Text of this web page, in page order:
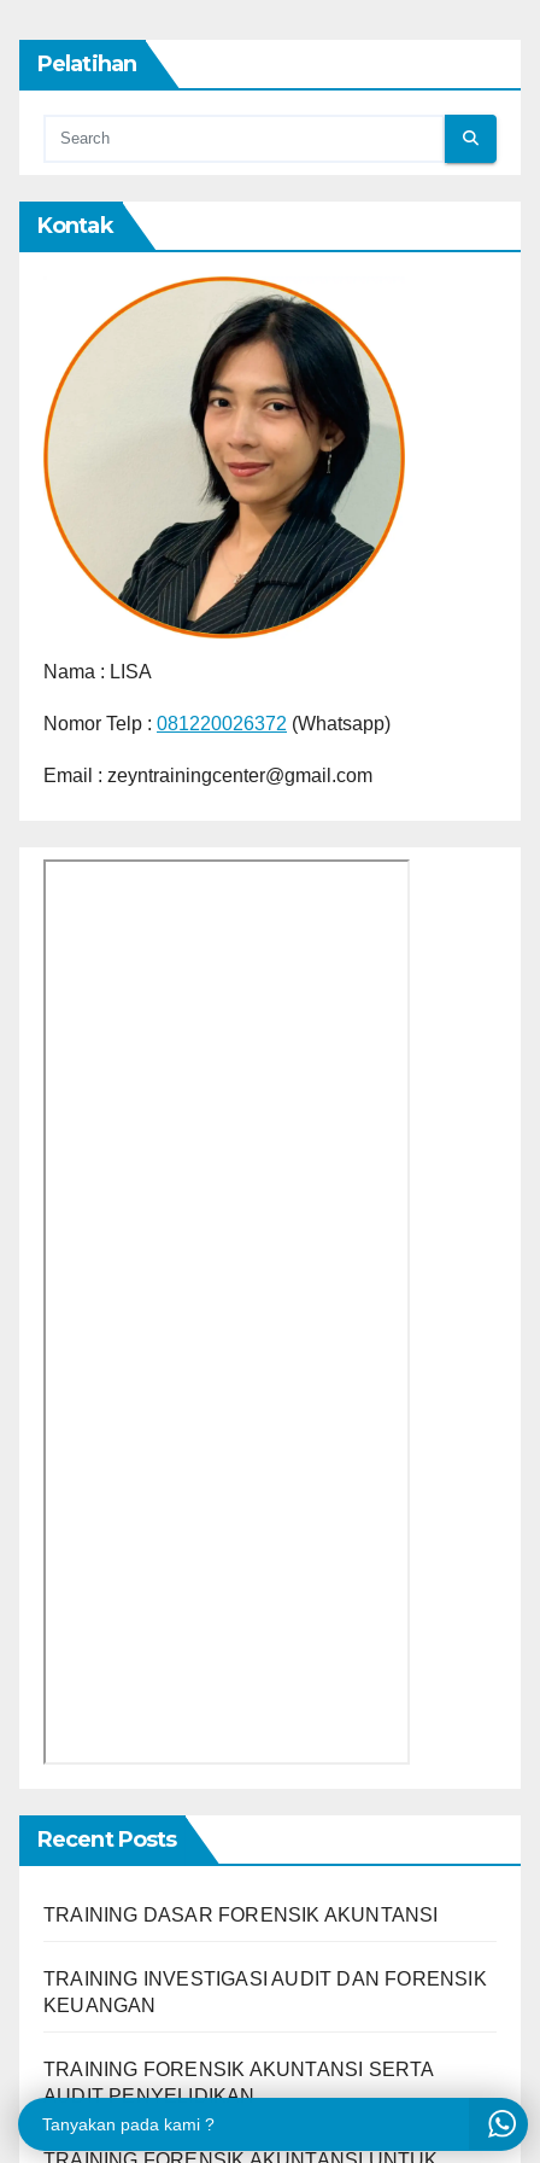
Pelatihan
Kontak
Nama : LISA
Nomor Telp : 081220026372 (Whatsapp)
Email : zeyntrainingcenter@gmail.com
Recent Posts
TRAINING DASAR FORENSIK AKUNTANSI
TRAINING INVESTIGASI AUDIT DAN FORENSIK
KEUANGAN
TRAINING FORENSIK AKUNTANSI SERTA
AUDIT PENYELIDIKAN
Tanyakan pada kami ?